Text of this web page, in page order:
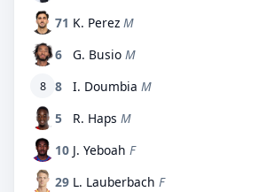
71 K. Perez M
6
G. Busio M
8 8 I. Doumbia M
5
R. Haps M
10 J. Yeboah F
29 L. Lauberbach F